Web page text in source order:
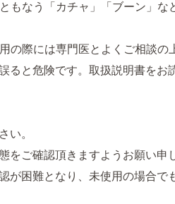
もなう「カチャ」「ブーン」な
の際には専門医とよくご相談の
ると危険です。取扱説明書をお
い。
をご確認頂きますようお願い申
が困難となり、未使用の場合で